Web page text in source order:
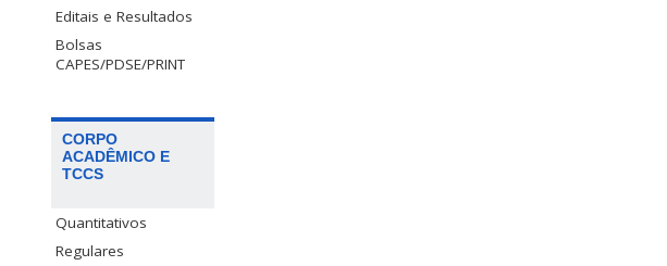
Editais e Resultados
Bolsas
CAPES/PDSE/PRINT
CORPO
ACADÊMICO E
TCCS
Quantitativos
Regulares